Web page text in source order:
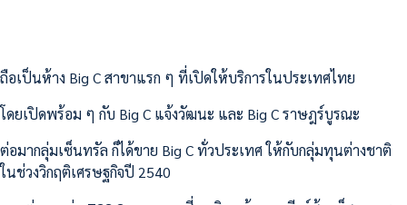
ถือเป็นห้าง Big C สาขาแรก ๆ ที่เปิดให้บริการในประเทศไทย
โดยเปิดพร้อม ๆ กับ Big C แจ้งวัฒนะ และ Big C ราษฎร์บูรณะ
ต่อมากลุ่มเซ็นทรัล ก็ได้ขาย Big C ทั่วประเทศ ให้กับกลุ่มทุนต่างชาติ
ในช่วงวิกฤติเศรษฐกิจปี 2540